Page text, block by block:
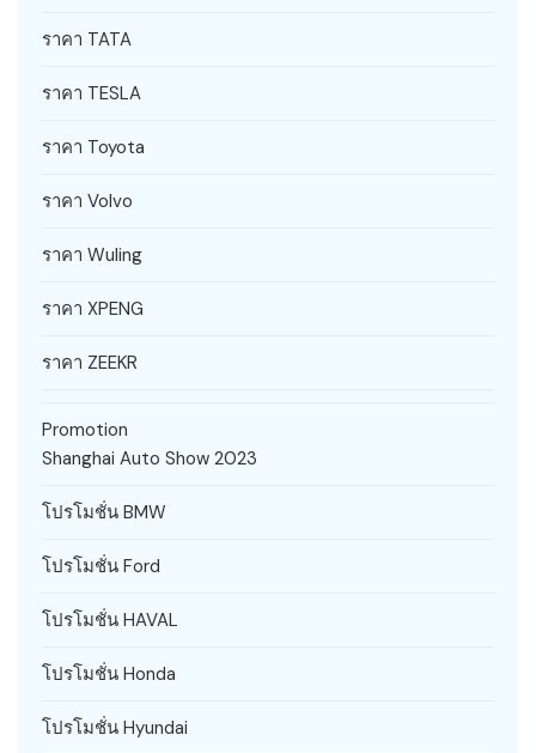
ราคา TATA
ราคา TESLA
ราคา Toyota
ราคา Volvo
ราคา Wuling
ราคา XPENG
ราคา ZEEKR
Promotion
Shanghai Auto Show 2023
โปรโมชั่น BMW
โปรโมชั่น Ford
โปรโมชั่น HAVAL
โปรโมชั่น Honda
โปรโมชั่น Hyundai